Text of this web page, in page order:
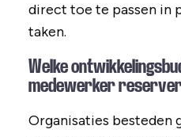
direct toe te passen in
taken.
Welke
medewerker
Organisaties besteden